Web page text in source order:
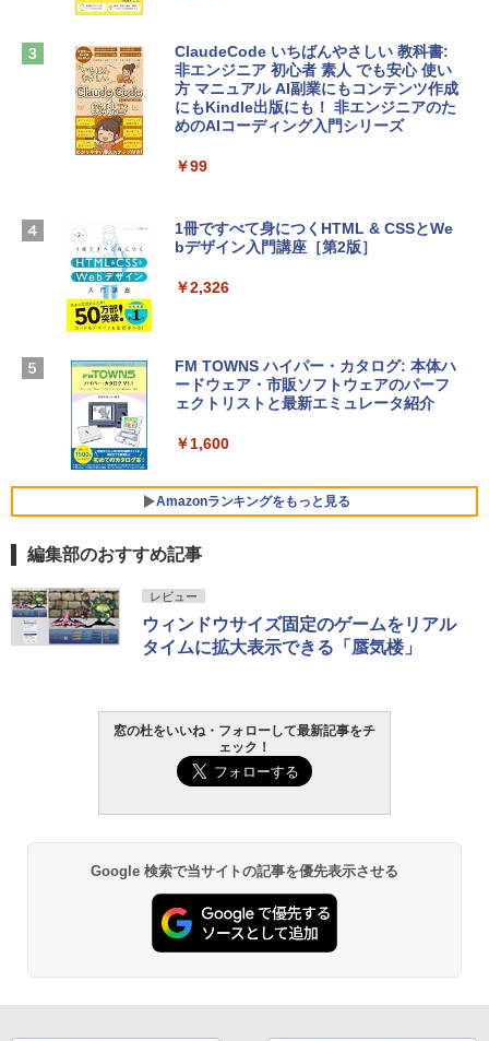
￥2,952
Apple 2026 MacBook Air M5チップ搭載
igence、13.6インチLiquid Retinaディ
ラ、Touch ID - ミッドナイト + 3年延長
AppleCare+ for 13インチMacBook Air
(M5)|ダウンロード版
￥347,600
【Amazon.co.jp限定】 HP ノートパソコ
ン 15-fd 15.6インチ 16GBメモリ 512GB
SSD インテル Core 5
￥129,800
FMV ノートパソコン WE1-K3 (MS 365 P
ersonal/Copilotキー搭載/Win 11/15.6型/
VWK3E15W_AZ
￥123,400
Robloxギフトカード - 2,000 Robux 【限
定バーチャルアイテムを含む】 【オンラ
インゲームコード】 ロブロックス | オン
ラインコード版
￥3,200
Robloxギフトカード - 1000 Robux 【限
定バーチャルアイテムを含む】 【オンラ
ラインコード版
Windows版 | Minecraft (マインクラフ
ト): Java & Bedrock Edition | オンライ
ClaudeCode いちばんやさしい 教科書:
非エンジニア 初心者 素人 でも安心 使い
方 マニュアル AI副業にもコンテンツ作成
にもKindle出版にも！ 非エンジニアのた
めのAIコーディング入門シリーズ
￥99
1冊ですべて身につくHTML & CSSとWe
bデザイン入門講座［第2版］
￥2,326
FM TOWNS ハイパー・カタログ: 本体ハ
ードウェア・市販ソフトウェアのパーフ
ェクトリストと最新エミュレータ紹介
￥1,600
Amazonランキングをもっと見る
Amazon Kindle Paperwhite (16GB) 7イ
ンチディスプレイ、色調調節ライト、12
週間持続バッテリー、広告なし、ブラッ
ク
Amazon Kindle - 目に優しい、かさばら
ない、大きな画面で読みやすい、6週間持
続バッテリー、6インチディスプレイ電子
￥19,980
Kindle Paperwhite シグニチャーエディ
ション (32GB) 7インチディスプレイ、明
持続バッテリー、広告なし、メタリック
編集部のおすすめ記事
レビュー
ウィンドウサイズ固定のゲームをリアル
タイムに拡大表示できる「蜃気楼」
窓の杜をいいね・フォローして最新記事をチ
ェック！
Google 検索で当サイトの記事を優先表示させる